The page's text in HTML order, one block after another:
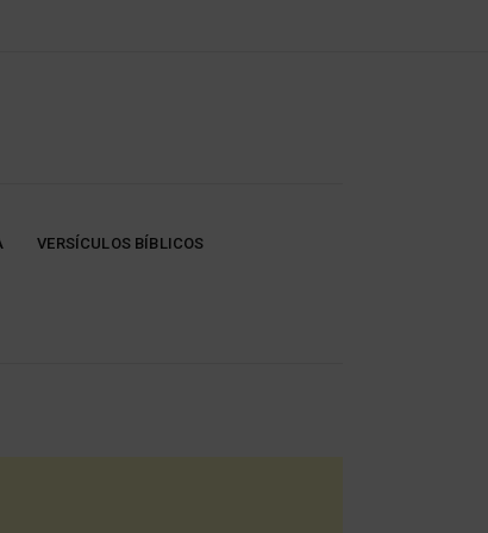
VERSÍCULOS BÍBLICOS